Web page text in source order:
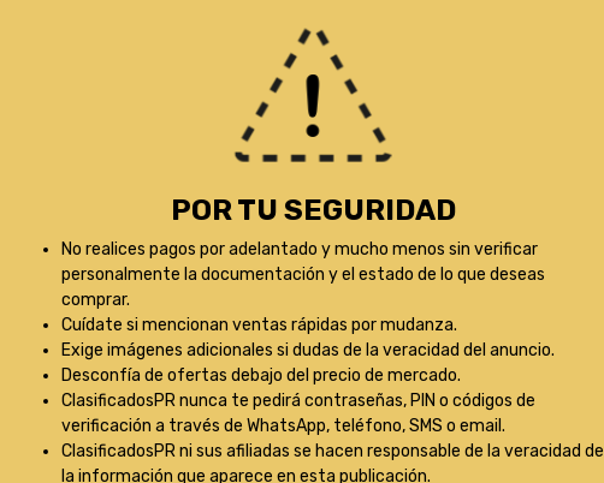
POR TU SEGURIDAD
No realices pagos por adelantado y mucho menos sin verificar
personalmente la documentación y el estado de lo que deseas
comprar.
Cuídate si mencionan ventas rápidas por mudanza.
Exige imágenes adicionales si dudas de la veracidad del anuncio.
Desconfía de ofertas debajo del precio de mercado.
ClasificadosPR nunca te pedirá contraseñas, PIN o códigos de
verificación a través de WhatsApp, teléfono, SMS o email.
ClasificadosPR ni sus afiliadas se hacen responsable de la veracidad de
la información que aparece en esta publicación.